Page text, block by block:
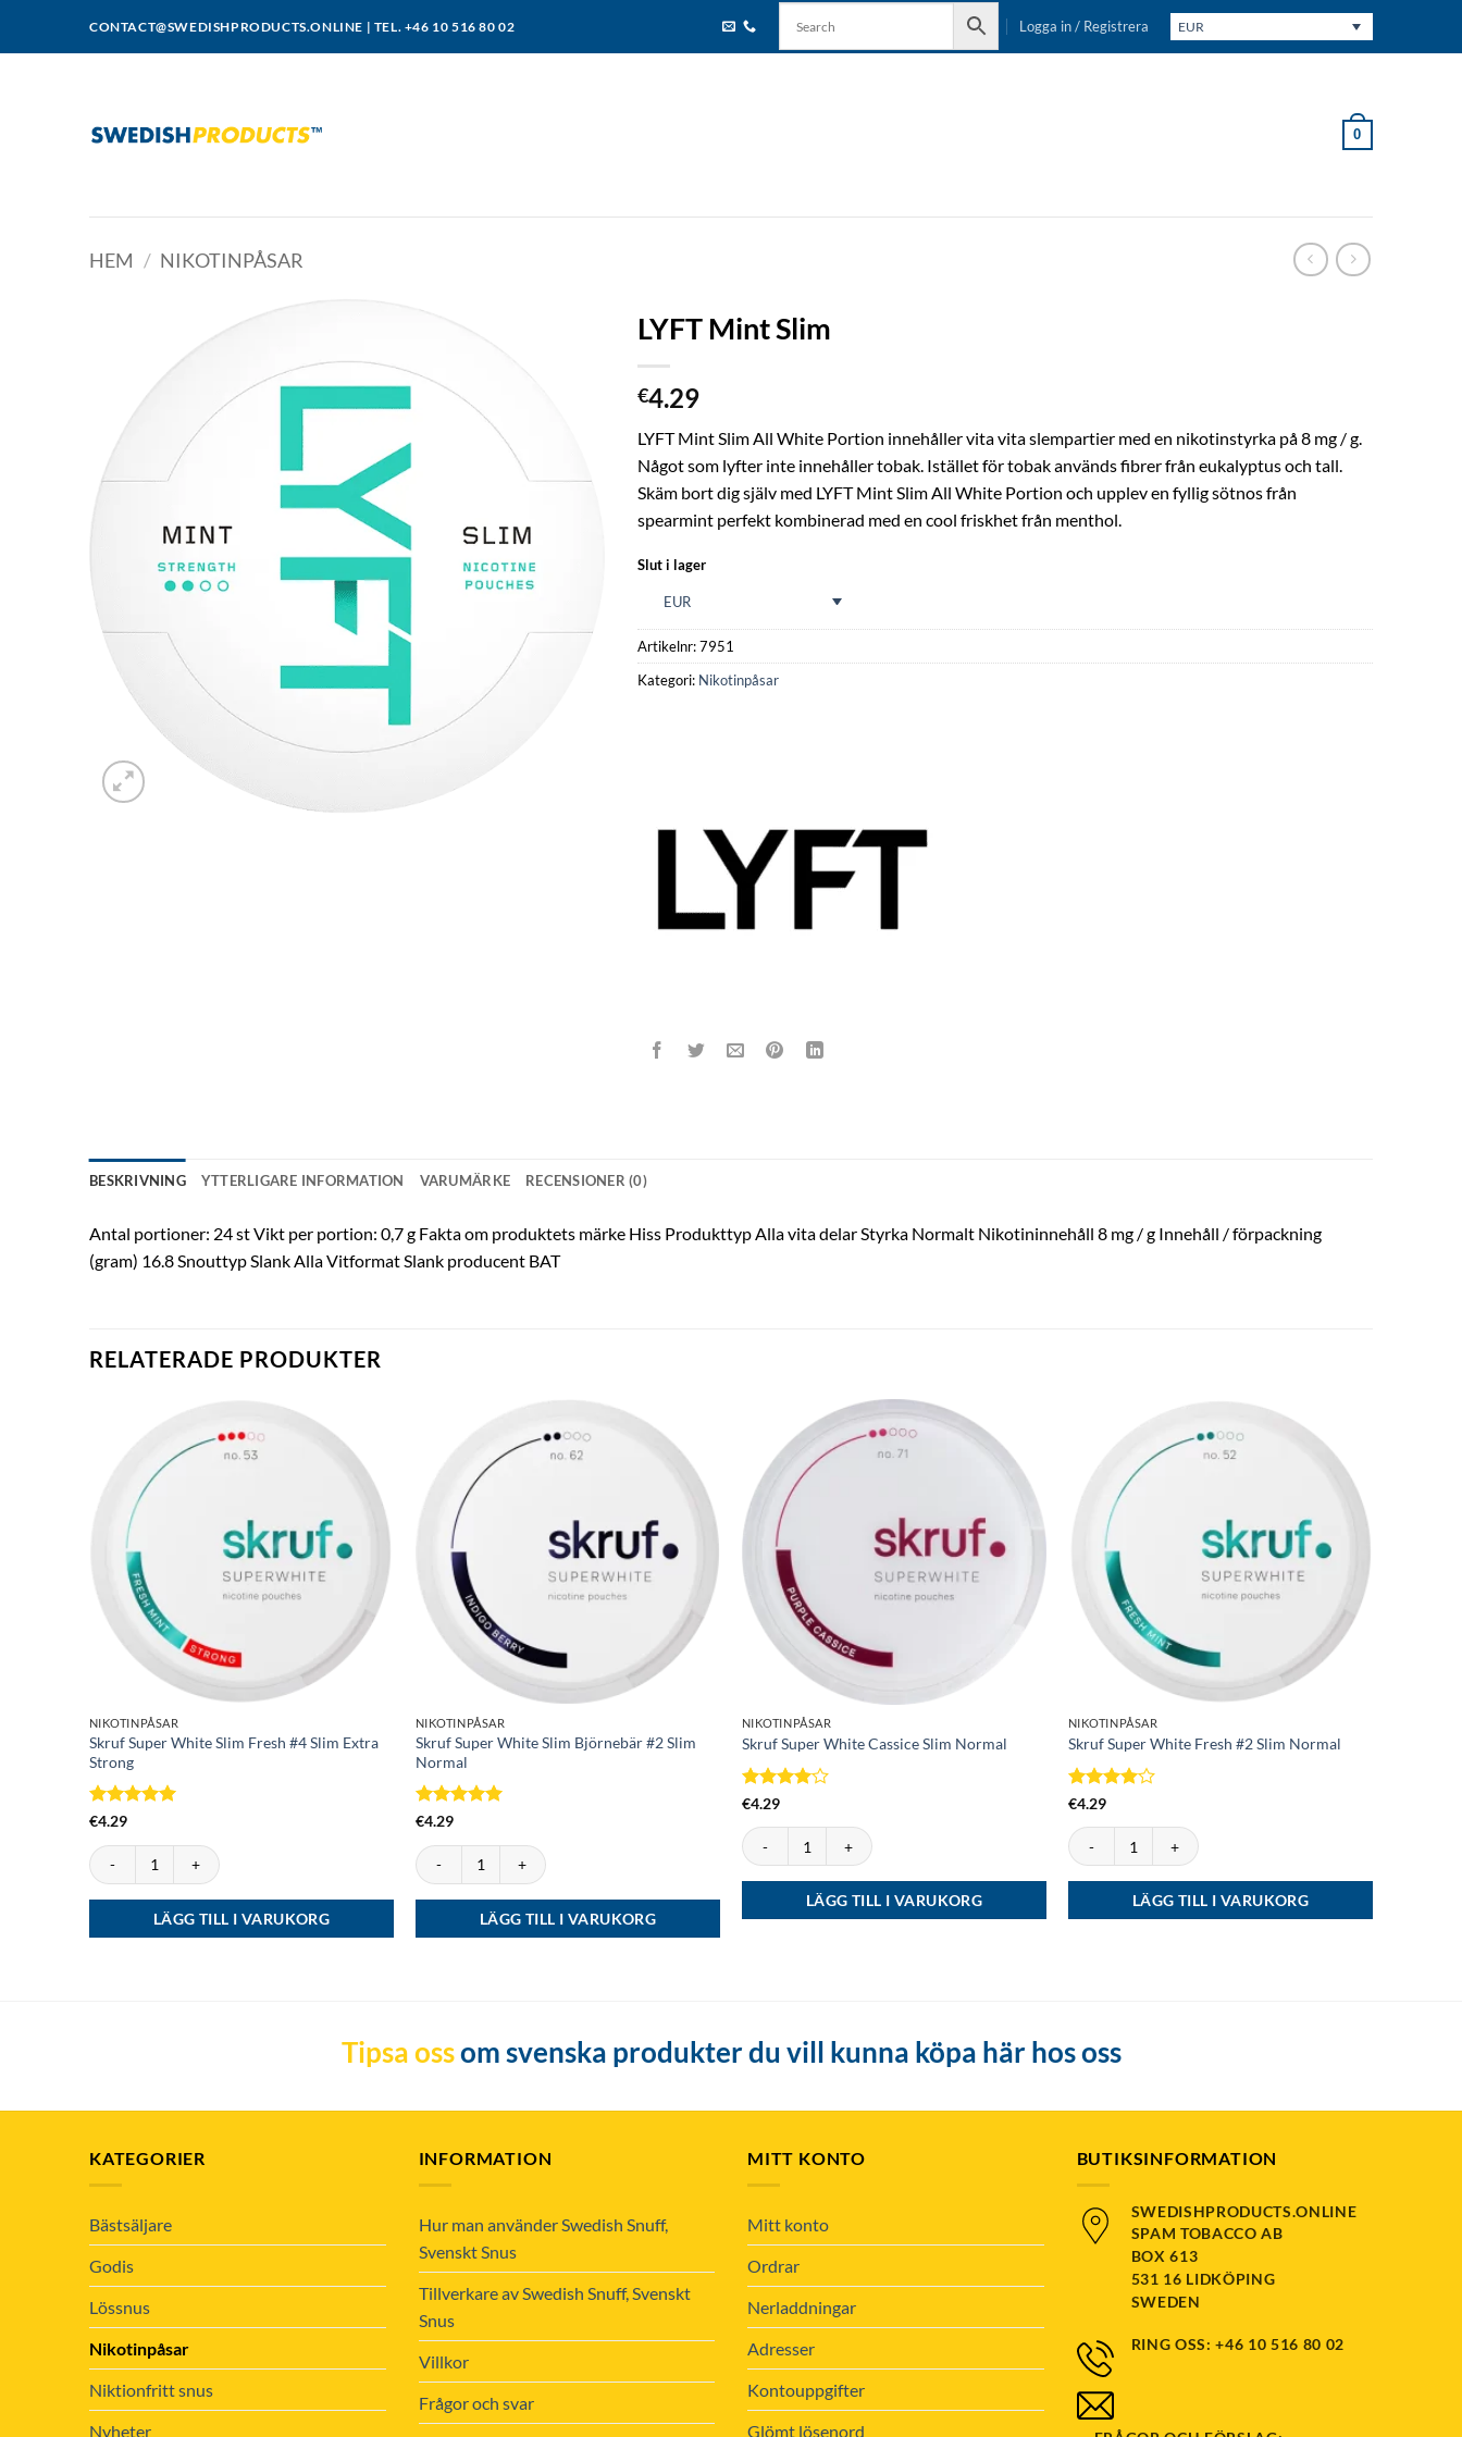
CONTACT@SWEDISHPRODUCTS.ONLINE | TEL. +46 10 516 80 02 Logga in / Registrera EUR
0
HEM / NIKOTINPÅSAR
LYFT Mint Slim
€4.29
LYFT Mint Slim All White Portion innehåller vita vita slempartier med en nikotinstyrka på 8 mg / g.
Något som lyfter inte innehåller tobak. Istället för tobak används fibrer från eukalyptus och tall.
Skäm bort dig själv med LYFT Mint Slim All White Portion och upplev en fyllig sötnos från
spearmint perfekt kombinerad med en cool friskhet från menthol.
Slut i lager
EUR
Artikelnr:7951
Kategori: Nikotinpåsar
BESKRIVNING YTTERLIGARE INFORMATION VARUMÄRKE RECENSIONER (0)
Antal portioner: 24 st Vikt per portion: 0,7 g Fakta om produktets märke Hiss Produkttyp Alla vita delar Styrka Normalt Nikotininnehåll 8 mg / g Innehåll / förpackning
(gram) 16.8 Snouttyp Slank Alla Vitformat Slank producent BAT
RELATERADE PRODUKTER
NIKOTINPÅSAR
Skruf Super White Slim Fresh #4 Slim Extra
Strong
Betygsatt
€4.29
Skruf Super White Slim Fresh #4 Slim Extra Strong mängd
LÄGG TILL I VARUKORG
NIKOTINPÅSAR
Skruf Super White Slim Björnebär #2 Slim
Normal
Betygsatt
€4.29
Skruf Super White Slim Björnebär #2 Slim Normal mängd
LÄGG TILL I VARUKORG
NIKOTINPÅSAR
Skruf Super White Cassice Slim Normal
Betygsatt
€4.29
Skruf Super White Cassice Slim Normal mängd
LÄGG TILL I VARUKORG
NIKOTINPÅSAR
Skruf Super White Fresh #2 Slim Normal
Betygsatt
€4.29
Skruf Super White Fresh #2 Slim Normal mängd
LÄGG TILL I VARUKORG
Tipsa ossom svenska produkter du vill kunna köpa här hos oss
KATEGORIER
Bästsäljare
Godis
Lössnus
Nikotinpåsar
Niktionfritt snus
Nyheter
INFORMATION
Hur man använder Swedish Snuff,
Svenskt Snus
Tillverkare av Swedish Snuff, Svenskt
Snus
Villkor
Frågor och svar
MITT KONTO
Mitt konto
Ordrar
Nerladdningar
Adresser
Kontouppgifter
Glömt lösenord
BUTIKSINFORMATION
SWEDISHPRODUCTS.ONLINE
SPAM TOBACCO AB
BOX 613
531 16 LIDKÖPING
SWEDEN
RING OSS: +46 10 516 80 02